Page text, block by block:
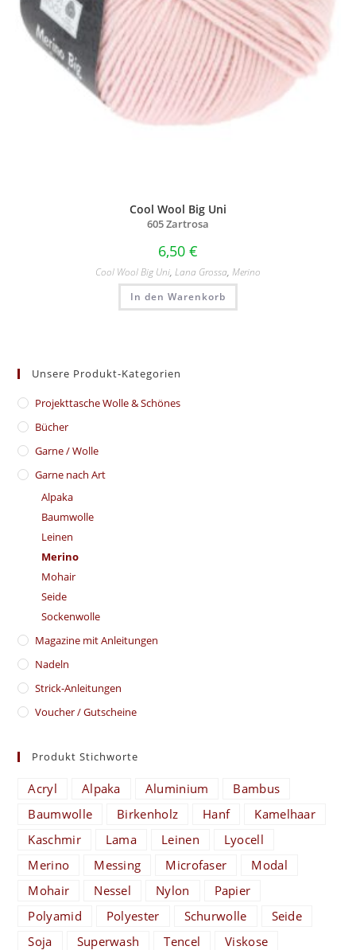
Cool Wool Big Uni
605 Zartrosa
6,50 €
Cool Wool Big Uni, Lana Grossa, Merino
In den Warenkorb
Unsere Produkt-Kategorien
​Projekttasche Wolle & Schönes
Bücher
Garne / Wolle
Garne nach Art
Alpaka
Baumwolle
Leinen
Merino
Mohair
Seide
Sockenwolle
Magazine mit Anleitungen
Nadeln
Strick-Anleitungen
Voucher / Gutscheine
Produkt Stichworte
Acryl Alpaka Aluminium
Bambus
Baumwolle
Birkenholz Hanf
Kamelhaar
Kaschmir
Lama Leinen
Lyocell
Merino
Messing Microfaser
Modal
Mohair
Nessel Nylon
Papier
Polyamid
Polyester Schurwolle
Seide
Soja
Superwash Tencel
Viskose